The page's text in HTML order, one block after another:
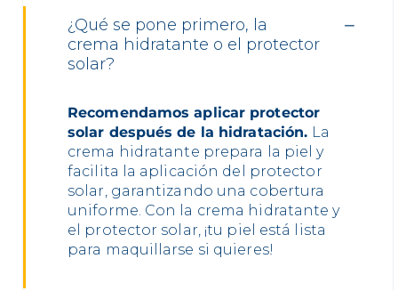
¿Qué se pone primero, la
crema hidratante o el protector
solar?
Recomendamos aplicar protector
solar después de la hidratación. La
crema hidratante prepara la piel y
facilita la aplicación del protector
solar, garantizando una cobertura
uniforme. Con la crema hidratante y
el protector solar, ¡tu piel está lista
para maquillarse si quieres!